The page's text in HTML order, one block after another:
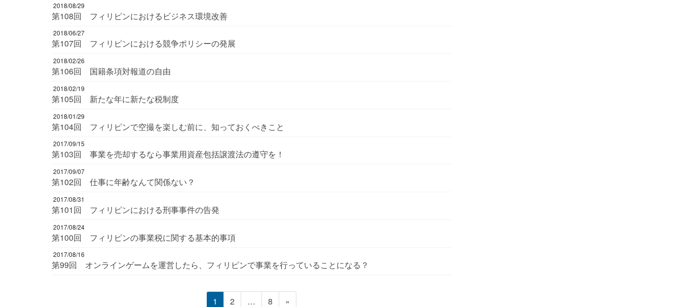
2018/08/29
第108回 フィリピンにおけるビジネス環境改善
2018/06/27
第107回 フィリピンにおける競争ポリシーの発展
2018/02/26
第106回 国籍条項対報道の自由
2018/02/19
第105回 新たな年に新たな税制度
2018/01/29
第104回 フィリピンで空撮を楽しむ前に、知っておくべきこと
2017/09/15
第103回 事業を売却するなら事業用資産包括譲渡法の遵守を！
2017/09/07
第102回 仕事に年齢なんて関係ない？
2017/08/31
第101回 フィリピンにおける刑事事件の告発
2017/08/24
第100回 フィリピンの事業税に関する基本的事項
2017/08/16
第99回 オンラインゲームを運営したら、フィリピンで事業を行っていることになる？
固
1
固
2 …
固
8 »